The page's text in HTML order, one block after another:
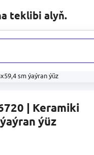
teklibi alyň.
sm ýaýran ýüz
| Keramiki
ýüz